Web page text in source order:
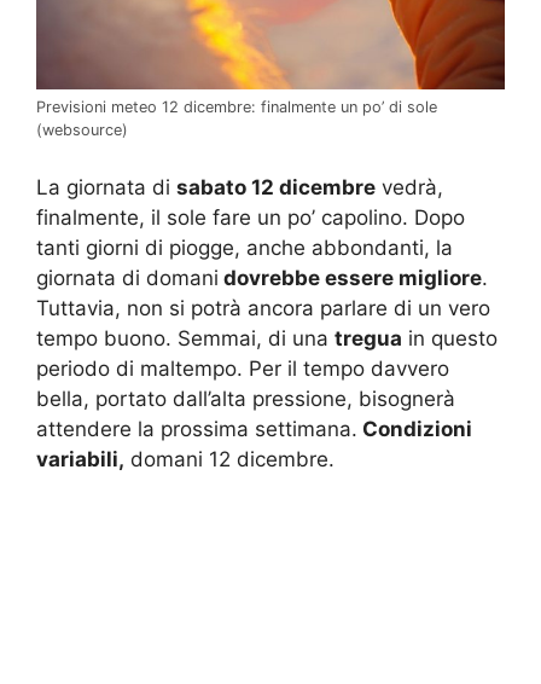
Previsioni meteo 12 dicembre: finalmente un po’ di sole
(websource)
La giornata di sabato 12 dicembre vedrà,
finalmente, il sole fare un po’ capolino. Dopo
tanti giorni di piogge, anche abbondanti, la
giornata di domani dovrebbe essere migliore.
Tuttavia, non si potrà ancora parlare di un vero
tempo buono. Semmai, di una tregua in questo
periodo di maltempo. Per il tempo davvero
bella, portato dall’alta pressione, bisognerà
attendere la prossima settimana. Condizioni
variabili, domani 12 dicembre.